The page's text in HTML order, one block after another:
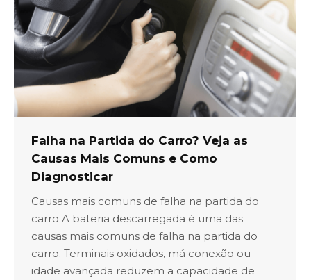
Falha na Partida do Carro? Veja as
Causas Mais Comuns e Como
Diagnosticar
Causas mais comuns de falha na partida do
carro A bateria descarregada é uma das
causas mais comuns de falha na partida do
carro. Terminais oxidados, má conexão ou
idade avançada reduzem a capacidade de